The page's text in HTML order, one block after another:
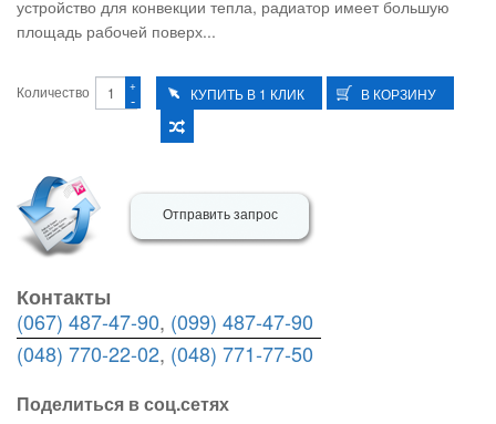
устройство для конвекции тепла, радиатор имеет большую
площадь рабочей поверх...
Количество -
+
Отправить запрос
Контакты
(067) 487-47-90, (099) 487-47-90
(048) 770-22-02, (048) 771-77-50
Поделиться в соц.сетях